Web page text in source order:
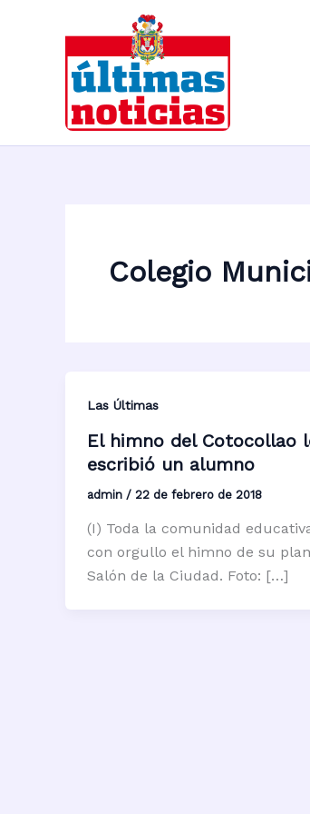
contenido
Colegio
Las Últimas
El himno del Cotocollao
escribió un alumno
admin / 22 de febrero de 2018
(I) Toda la comunidad
con orgullo el himno de su
Salón de la Ciudad. Foto: […]